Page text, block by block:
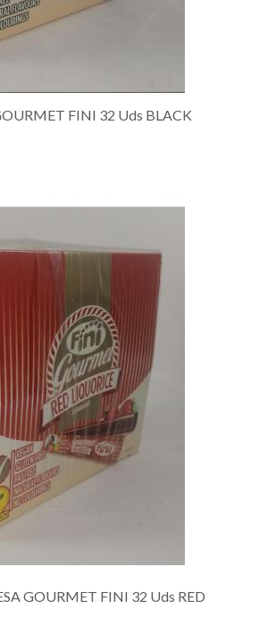
FINI 32 Uds BLACK
GOURMET FINI 32 Uds RED